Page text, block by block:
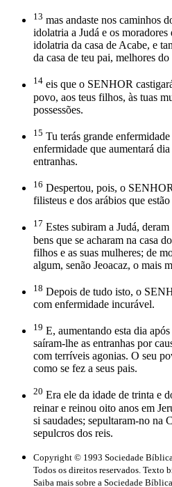
13 mas andaste nos caminhos
idolatria a Judá e os moradores
idolatria da casa de Acabe, e
da casa de teu pai, melhores do
14 eis que o SENHOR
povo, aos teus filhos, às tuas
possessões.
15 Tu terás grande enfermidade
enfermidade que aumentará
entranhas.
16 Despertou, pois, o
filisteus e dos arábios que
17 Estes subiram a Judá,
bens que se acharam na casa
filhos e as suas mulheres; de
algum, senão Jeoacaz, o mais
18 Depois de tudo isto, o
com enfermidade incurável.
19 E, aumentando esta dia
saíram-lhe as entranhas por
com terríveis agonias. O seu
como se fez a seus pais.
20 Era ele da idade de trinta e
reinar e reinou oito anos em
si saudades; sepultaram-no na
sepulcros dos reis.
Copyright © 1993 Sociedade
Todos os direitos reservados. Texto
Saiba mais sobre a Sociedade